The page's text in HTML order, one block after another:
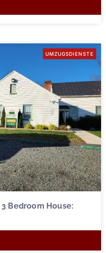
UMZUGSDIENSTE
Bedroom House: